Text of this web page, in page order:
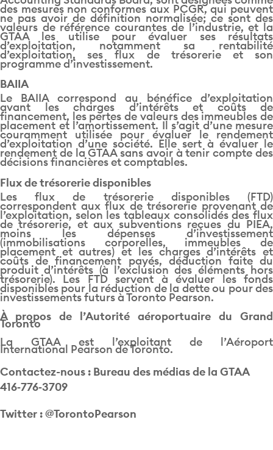
des mesures non conformes aux PCGR, qui peuvent
ne pas avoir de définition normalisée; ce sont des
valeurs de référence courantes de l’industrie, et la
GTAA les utilise pour évaluer ses résultats
d’exploitation, notamment sa rentabilité
d’exploitation, ses flux de trésorerie et son
programme d’investissement.
BAIIA
Le BAIIA correspond au bénéfice d’exploitation
avant les charges d’intérêts et coûts de
financement, les pertes de valeurs des immeubles de
placement et l’amortissement. Il s’agit d’une mesure
couramment utilisée pour évaluer le rendement
d’exploitation d’une société. Elle sert à évaluer le
rendement de la GTAA sans avoir à tenir compte des
décisions financières et comptables.
Flux de trésorerie disponibles
Les flux de trésorerie disponibles (FTD)
correspondent aux flux de trésorerie provenant de
l’exploitation, selon les tableaux consolidés des flux
de trésorerie, et aux subventions reçues du PIEA,
moins les dépenses d’investissement
(immobilisations corporelles, immeubles de
placement et autres) et les charges d’intérêts et
coûts de financement payés, déduction faite du
produit d’intérêts (à l’exclusion des éléments hors
trésorerie). Les FTD servent à évaluer les fonds
disponibles pour la réduction de la dette ou pour des
investissements futurs à Toronto Pearson.
À propos de l’Autorité aéroportuaire du Grand
Toronto
La GTAA est l’exploitant de l’Aéroport
International Pearson de Toronto.
Contactez-nous : Bureau des médias de la GTAA
416‑776‑3709
Twitter : @TorontoPearson